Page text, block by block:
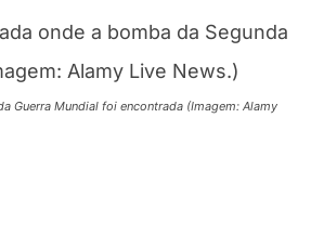
Guerra Mundial foi encontrada (Imagem: Alamy